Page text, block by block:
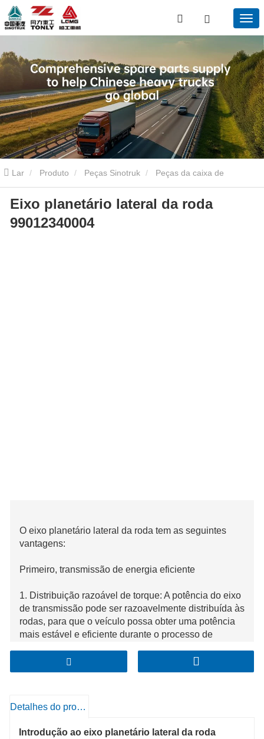
Lar Produto Peças Sinotruk Peças da caixa de
engrenagens Sinotruk Eixo planetário lateral da roda
99012340004
Eixo planetário lateral da roda
99012340004
O eixo planetário lateral da roda tem as seguintes
vantagens:
Primeiro, transmissão de energia eficiente
1. Distribuição razoável de torque: A potência do eixo
de transmissão pode ser razoavelmente distribuída às
rodas, para que o veículo possa obter uma potência
mais estável e eficiente durante o processo de
2. Adapte-se às diferentes condições da estrada: De
de torque pode ser ajustada automaticamente para
Detalhes do produto
Introdução ao eixo planetário lateral da roda